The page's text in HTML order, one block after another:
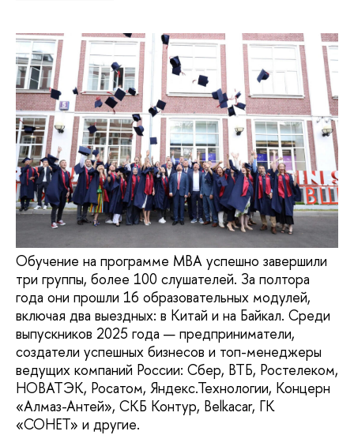
Обучение на программе MBA успешно завершили
три группы, более 100 слушателей. За полтора
года они прошли 16 образовательных модулей,
включая два выездных: в Китай и на Байкал. Среди
выпускников 2025 года — предприниматели,
создатели успешных бизнесов и топ-менеджеры
ведущих компаний России: Сбер, ВТБ, Ростелеком,
НОВАТЭК, Росатом, Яндекс.Технологии, Концерн
«Алмаз-Антей», СКБ Контур, Belkacar, ГК
«СОНЕТ» и другие.